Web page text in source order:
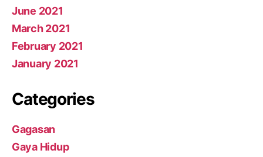
June 2021
March 2021
February 2021
January 2021
Categories
Gagasan
Gaya Hidup